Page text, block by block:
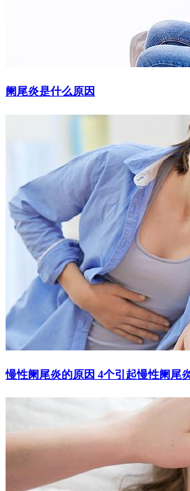
阑尾炎是什么原因
慢性阑尾炎的原因 4个引起慢性阑尾